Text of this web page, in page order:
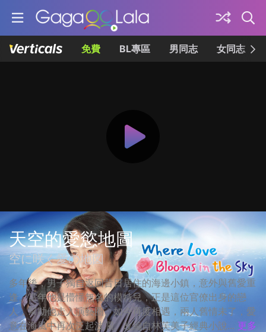
免費 BL專區 男同志 女同志
天空的愛慾地圖
空に咲く愛の地図
多年後，男子獨自返回昔日居住的海邊小鎮，意外與舊愛重
逢。當年他是懵懂無名的模特兒，正是這位官僚出身的戀
人，幫助他走入演藝圈。如今再度相遇，兩人舊情未了，愛
意在海風中再次泛起波瀾。改編自林芙美子經典小說... 更多